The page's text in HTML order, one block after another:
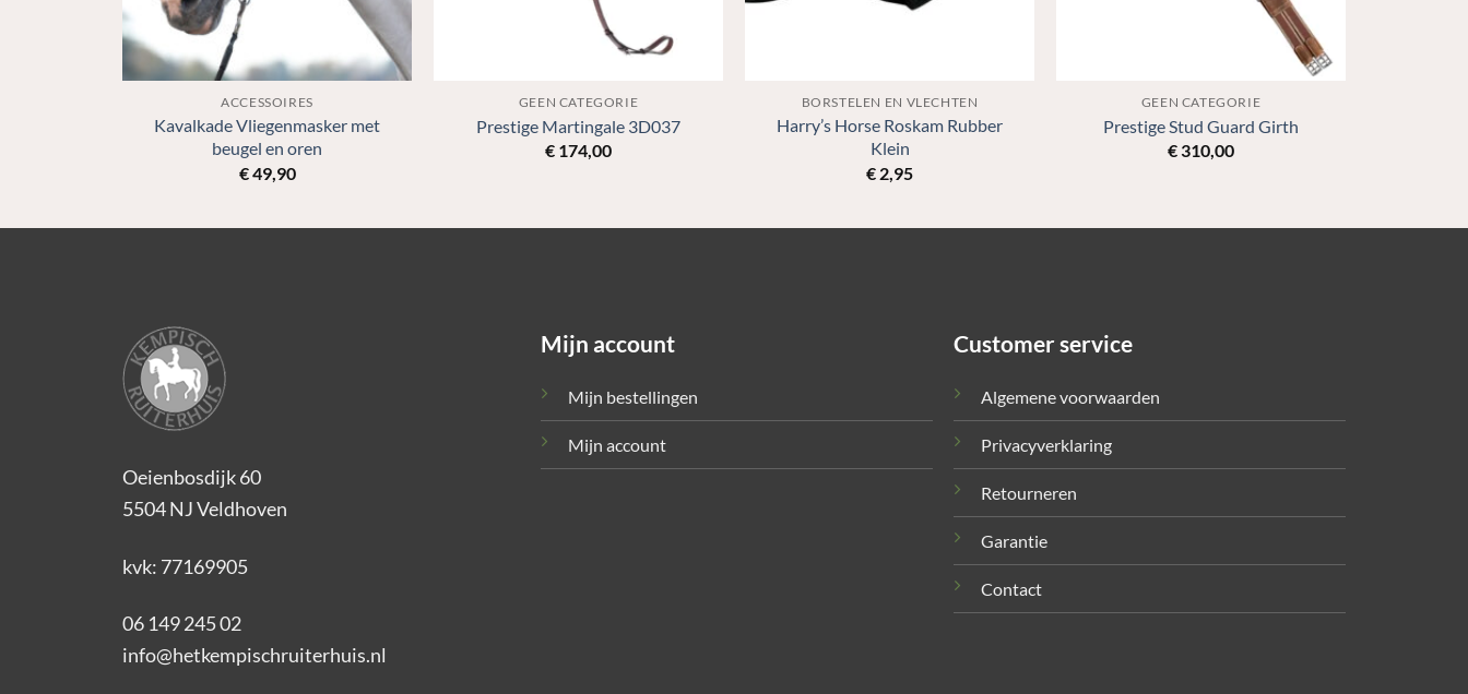
ACCESSOIRES
Kavalkade Vliegenmasker met
beugel en oren
€49,90
GEEN CATEGORIE
Prestige Martingale 3D037
€ 174,00
BORSTELEN EN VLECHTEN
Harry’s Horse Roskam Rubber
Klein
€ 2,95
GEEN CATEGORIE
Prestige Stud Guard Girth
€ 310,00
Oeienbosdijk 60
5504 NJ Veldhoven
kvk: 77169905
06 149 245 02
info@hetkempischruiterhuis.nl
Mijn account
Mijn bestellingen
Mijn account
Customer service
Algemene voorwaarden
Privacyverklaring
Retourneren
Garantie
Contact